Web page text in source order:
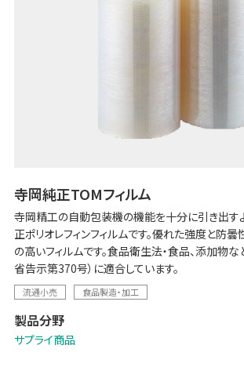
寺岡純正TOMフィルム
寺岡精工の自動包装機の機能を十分に引き出す
正ポリオレフィンフィルムです。優れた強度と防
の高いフィルムです。食品衛生法・食品、添加物
省告示第370号）に適合しています。
流通小売 食品製造・加工
製品分野
サプライ商品